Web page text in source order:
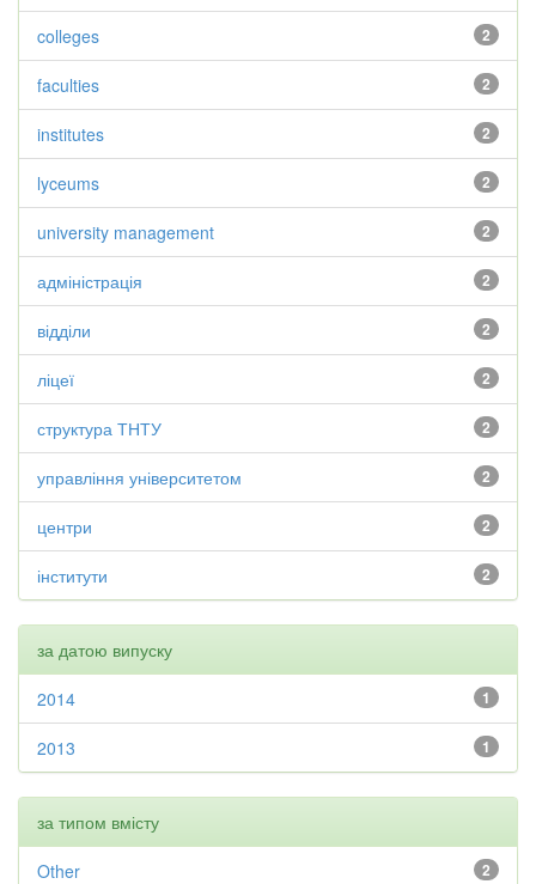
2
colleges
2
faculties
2
institutes
2
lyceums
2
university management
2
адміністрація
2
відділи
2
ліцеї
2
структура ТНТУ
2
управління університетом
2
центри
2
інститути
за датою випуску
1
2014
1
2013
за типом вмісту
2
Other